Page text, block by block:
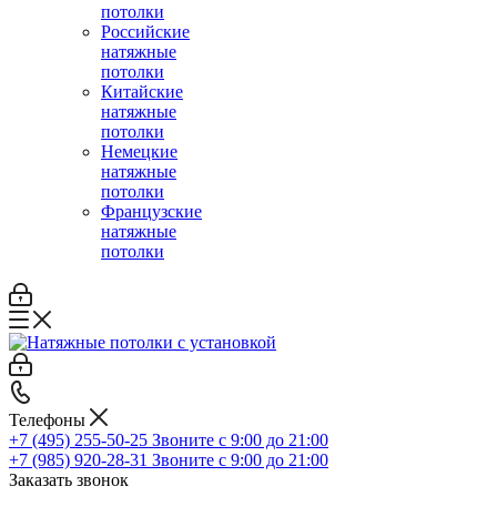
потолки
Российские
натяжные
потолки
Китайские
натяжные
потолки
Немецкие
натяжные
потолки
Французские
натяжные
потолки
Телефоны
+7 (495) 255-50-25 Звоните с 9:00 до 21:00
+7 (985) 920-28-31 Звоните с 9:00 до 21:00
Заказать звонок